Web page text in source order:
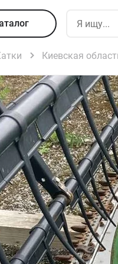
Киевская